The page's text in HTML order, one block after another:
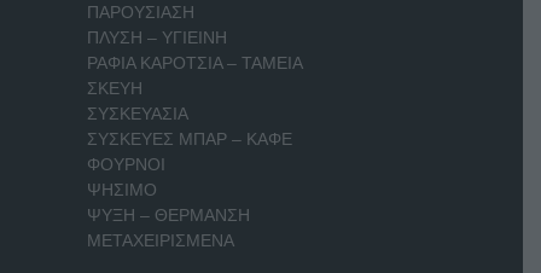
ΠΑΡΟΥΣΙΑΣΗ
ΠΛΥΣΗ – ΥΓΙΕΙΝΗ
ΡΑΦΙΑ ΚΑΡΟΤΣΙΑ – ΤΑΜΕΙΑ
ΣΚΕΥΗ
ΣΥΣΚΕΥΑΣΙΑ
ΣΥΣΚΕΥΕΣ ΜΠΑΡ – ΚΑΦΕ
ΦΟΥΡΝΟΙ
ΨΗΣΙΜΟ
ΨΥΞΗ – ΘΕΡΜΑΝΣΗ
ΜΕΤΑΧΕΙΡΙΣΜΕΝΑ